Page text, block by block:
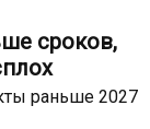
сроков,
раньше 2027